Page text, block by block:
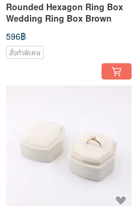
Rounded Hexagon Ring Box
Wedding Ring Box Brown
596฿
สั่งทำพิเศษ